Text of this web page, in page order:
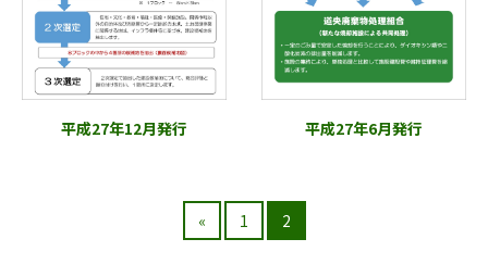
平成27年12月発行 平成27年6月発行
« 1 2